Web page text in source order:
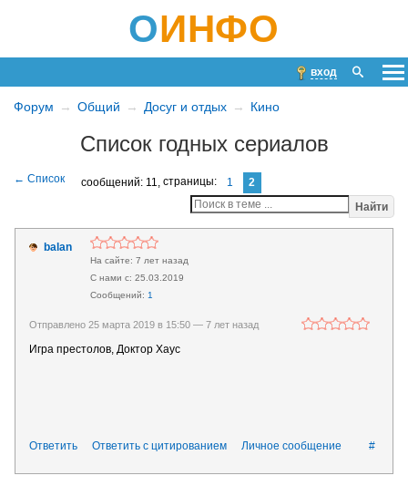
ОИНФО
вход
Форум Общий Досуг и отдых Кино
Список годных сериалов
сообщений: 11, страницы: 1
2
Найти
balan
7 лет назад
25.03.2019
1
Отправлено 25 марта 2019 в 15:50 — 7 лет назад
Игра престолов, Доктор Хаус
#
Ответить Ответить с цитированием Личное сообщение